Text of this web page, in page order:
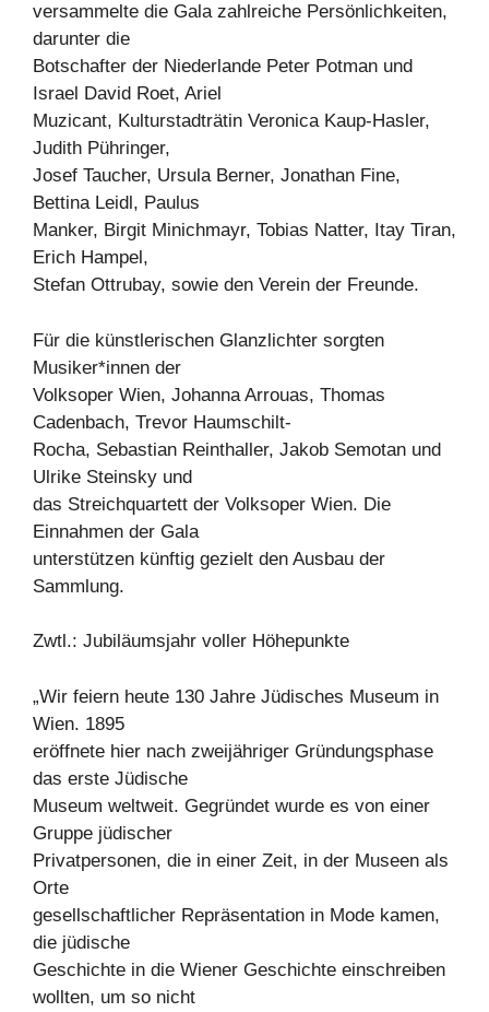
versammelte die Gala zahlreiche Persönlichkeiten,
darunter die
Botschafter der Niederlande Peter Potman und
Israel David Roet, Ariel
Muzicant, Kulturstadträtin Veronica Kaup-Hasler,
Judith Pühringer,
Josef Taucher, Ursula Berner, Jonathan Fine,
Bettina Leidl, Paulus
Manker, Birgit Minichmayr, Tobias Natter, Itay Tiran,
Erich Hampel,
Stefan Ottrubay, sowie den Verein der Freunde.
Für die künstlerischen Glanzlichter sorgten
Musiker*innen der
Volksoper Wien, Johanna Arrouas, Thomas
Cadenbach, Trevor Haumschilt-
Rocha, Sebastian Reinthaller, Jakob Semotan und
Ulrike Steinsky und
das Streichquartett der Volksoper Wien. Die
Einnahmen der Gala
unterstützen künftig gezielt den Ausbau der
Sammlung.
Zwtl.: Jubiläumsjahr voller Höhepunkte
„Wir feiern heute 130 Jahre Jüdisches Museum in
Wien. 1895
eröffnete hier nach zweijähriger Gründungsphase
das erste Jüdische
Museum weltweit. Gegründet wurde es von einer
Gruppe jüdischer
Privatpersonen, die in einer Zeit, in der Museen als
Orte
gesellschaftlicher Repräsentation in Mode kamen,
die jüdische
Geschichte in die Wiener Geschichte einschreiben
wollten, um so nicht